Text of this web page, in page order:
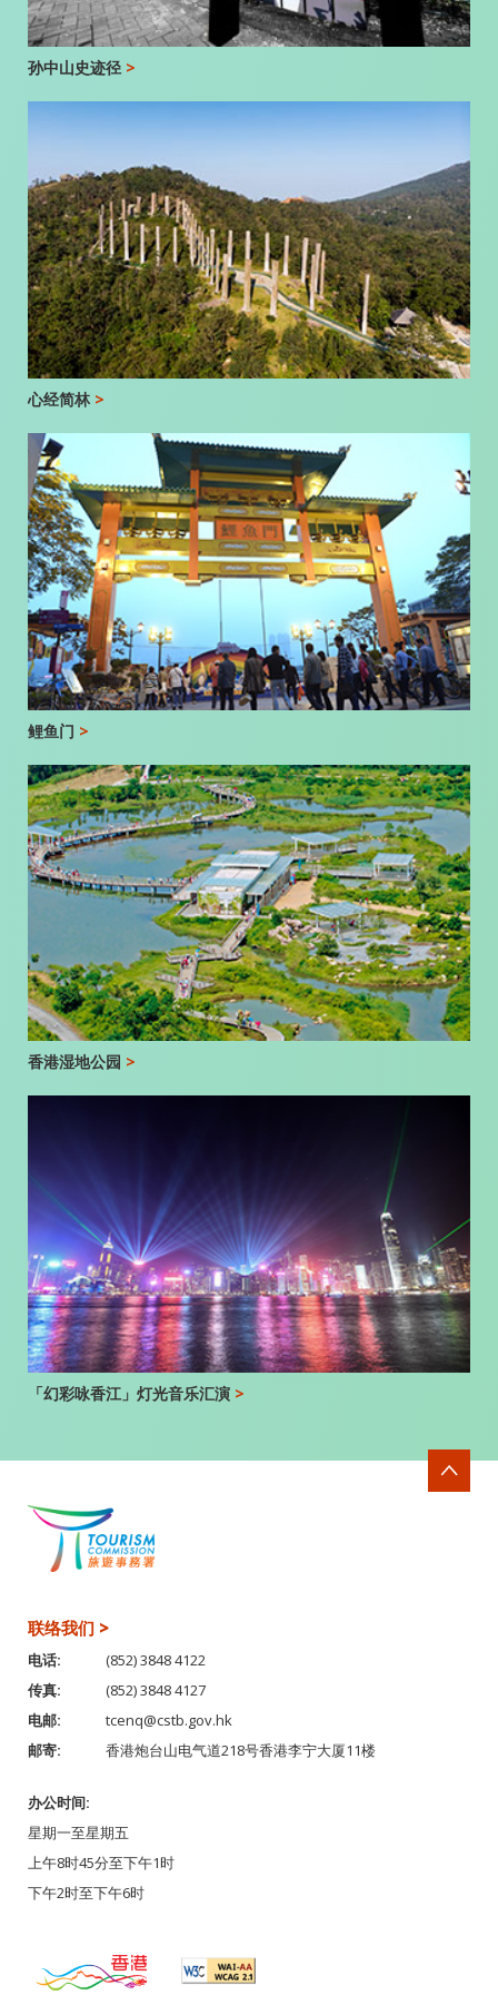
孙中山史迹径 >
心经简林 >
鲤鱼门 >
香港湿地公园 >
「幻彩咏香江」灯光音乐汇演 >
联络我们 >
电话:
(852) 3848 4122
传真:
(852) 3848 4127
电邮:
tcenq@cstb.gov.hk
邮寄:
香港炮台山电气道218号香港李宁大厦11楼
办公时间:
星期一至星期五
上午8时45分至下午1时
下午2时至下午6时